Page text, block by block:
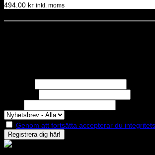
494.00 kr inkl. moms
Genom att fortsätta accepterar du